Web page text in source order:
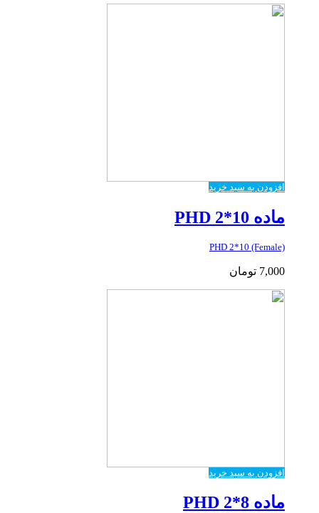
افزودن به سبد خرید
ماده PHD 2*10
PHD 2*10 (Female)
7,000 تومان
افزودن به سبد خرید
ماده PHD 2*8